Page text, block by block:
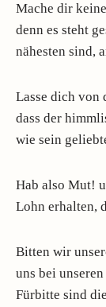
Mache dir
denn es steht
nähesten sind,
Lasse dich von
dass der
wie sein
Hab also Mut!
Lohn erhalten,
Bitten wir
uns bei
Fürbitte sind